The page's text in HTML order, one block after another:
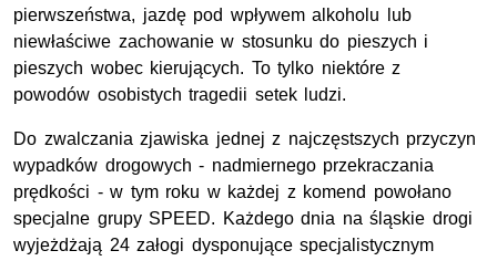
pierwszeństwa, jazdę pod wpływem alkoholu lub
niewłaściwe zachowanie w stosunku do pieszych i
pieszych wobec kierujących. To tylko niektóre z
powodów osobistych tragedii setek ludzi.
Do zwalczania zjawiska jednej z najczęstszych przyczyn
wypadków drogowych - nadmiernego przekraczania
prędkości - w tym roku w każdej z komend powołano
specjalne grupy SPEED. Każdego dnia na śląskie drogi
wyjeżdżają 24 załogi dysponujące specjalistycznym